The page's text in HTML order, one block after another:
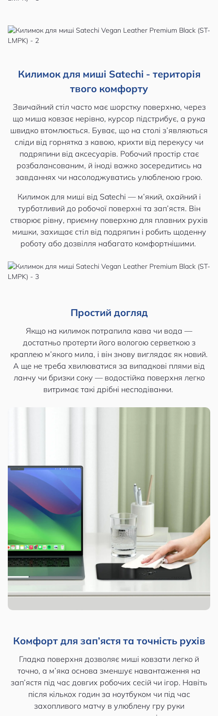
Килимок для миші Satechi - територія
твого комфорту
Звичайний стіл часто має шорстку поверхню, через
що миша ковзає нерівно, курсор підстрибує, а рука
швидко втомлюється. Буває, що на столі з’являються
сліди від горнятка з кавою, крихти від перекусу чи
подряпини від аксесуарів. Робочий простір стає
розбалансованим, й іноді важко зосередитись на
завданнях чи насолоджуватись улюбленою грою.
Килимок для миші від Satechi — м’який, охайний і
турботливий до робочої поверхні та зап’ястя. Він
створює рівну, приємну поверхню для плавних рухів
мишки, захищає стіл від подряпин і робить щоденну
роботу або дозвілля набагато комфортнішими.
Простий догляд
Якщо на килимок потрапила кава чи вода —
достатньо протерти його вологою серветкою з
краплею м’якого мила, і він знову виглядає як новий.
А ще не треба хвилюватися за випадкові плями від
ланчу чи бризки соку — водостійка поверхня легко
витримає такі дрібні несподіванки.
Комфорт для зап’ястя та точність рухів
Гладка поверхня дозволяє миші ковзати легко й
точно, а м’яка основа зменшує навантаження на
зап’ястя під час довгих робочих сесій чи ігор. Навіть
після кількох годин за ноутбуком чи під час
захопливого матчу в улюблену гру руки